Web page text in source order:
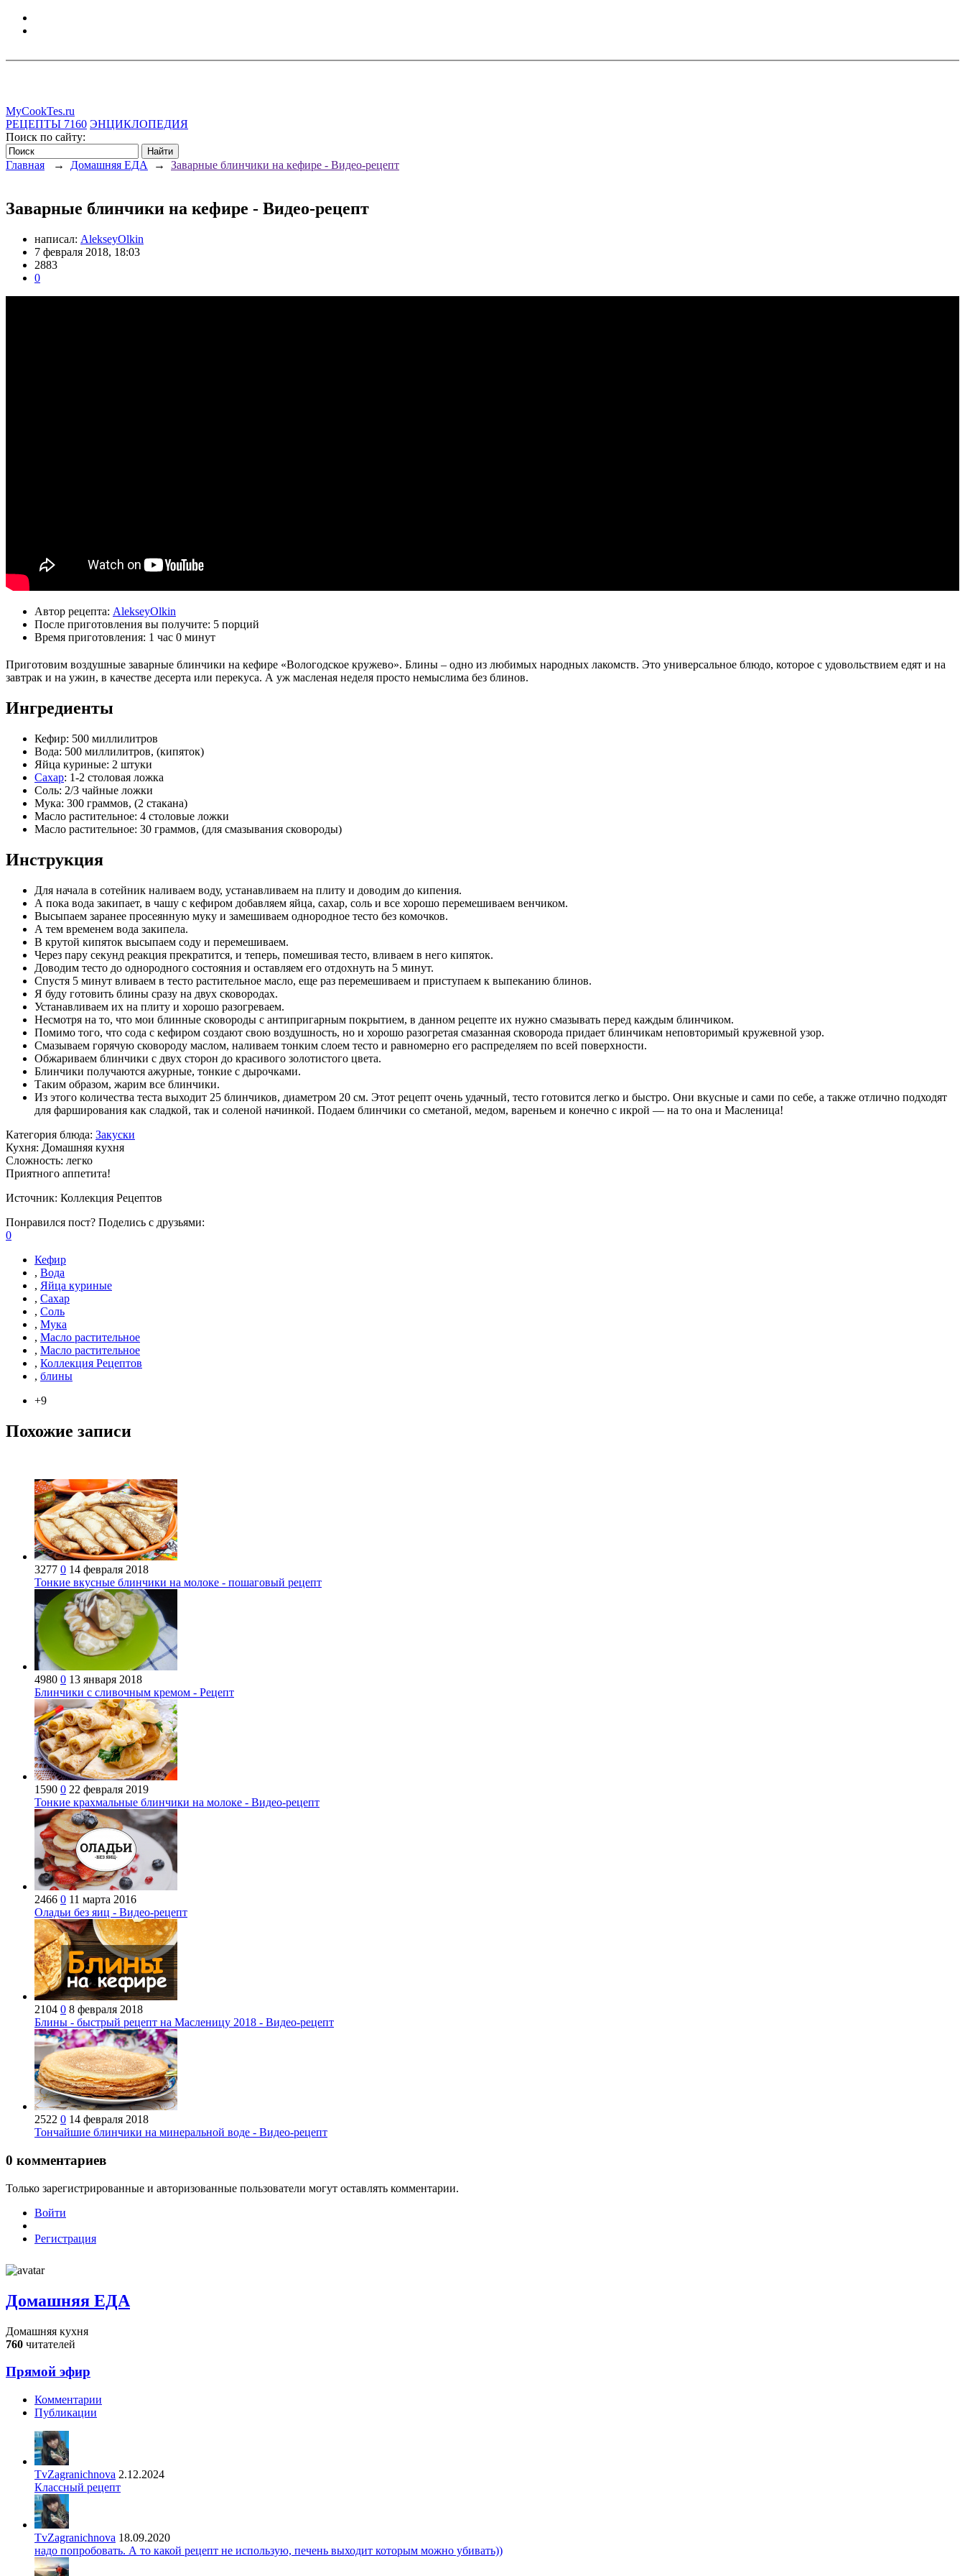
MyCookTes.ru
РЕЦЕПТЫ 7160 ЭНЦИКЛОПЕДИЯ
Поиск по сайту:
Главная → Домашняя ЕДА → Заварные блинчики на кефире - Видео-рецепт
Заварные блинчики на кефире - Видео-рецепт
написал: AlekseyOlkin
7 февраля 2018, 18:03
2883
0
Автор рецепта: AlekseyOlkin
После приготовления вы получите: 5 порций
Время приготовления: 1 час 0 минут
Приготовим воздушные заварные блинчики на кефире «Вологодское кружево». Блины – одно из любимых народных лакомств. Это универсальное блюдо, которое с удовольствием едят и на
завтрак и на ужин, в качестве десерта или перекуса. А уж масленая неделя просто немыслима без блинов.
Ингредиенты
Кефир: 500 миллилитров
Вода: 500 миллилитров, (кипяток)
Яйца куриные: 2 штуки
Сахар: 1-2 столовая ложка
Соль: 2/3 чайные ложки
Мука: 300 граммов, (2 стакана)
Масло растительное: 4 столовые ложки
Масло растительное: 30 граммов, (для смазывания сковороды)
Инструкция
Для начала в сотейник наливаем воду, устанавливаем на плиту и доводим до кипения.
А пока вода закипает, в чашу с кефиром добавляем яйца, сахар, соль и все хорошо перемешиваем венчиком.
Высыпаем заранее просеянную муку и замешиваем однородное тесто без комочков.
А тем временем вода закипела.
В крутой кипяток высыпаем соду и перемешиваем.
Через пару секунд реакция прекратится, и теперь, помешивая тесто, вливаем в него кипяток.
Доводим тесто до однородного состояния и оставляем его отдохнуть на 5 минут.
Спустя 5 минут вливаем в тесто растительное масло, еще раз перемешиваем и приступаем к выпеканию блинов.
Я буду готовить блины сразу на двух сковородах.
Устанавливаем их на плиту и хорошо разогреваем.
Несмотря на то, что мои блинные сковороды с антипригарным покрытием, в данном рецепте их нужно смазывать перед каждым блинчиком.
Помимо того, что сода с кефиром создают свою воздушность, но и хорошо разогретая смазанная сковорода придает блинчикам неповторимый кружевной узор.
Смазываем горячую сковороду маслом, наливаем тонким слоем тесто и равномерно его распределяем по всей поверхности.
Обжариваем блинчики с двух сторон до красивого золотистого цвета.
Блинчики получаются ажурные, тонкие с дырочками.
Таким образом, жарим все блинчики.
Из этого количества теста выходит 25 блинчиков, диаметром 20 см. Этот рецепт очень удачный, тесто готовится легко и быстро. Они вкусные и сами по себе, а также отлично подходят
для фарширования как сладкой, так и соленой начинкой. Подаем блинчики со сметаной, медом, вареньем и конечно с икрой — на то она и Масленица!
Категория блюда: Закуски
Кухня: Домашняя кухня
Сложность: легко
Приятного аппетита!
Источник: Коллекция Рецептов
Понравился пост? Поделись с друзьями:
0
Кефир
, Вода
, Яйца куриные
, Сахар
, Соль
, Мука
, Масло растительное
, Масло растительное
, Коллекция Рецептов
, блины
+9
Похожие записи
3277 0 14 февраля 2018
Тонкие вкусные блинчики на молоке - пошаговый рецепт
4980 0 13 января 2018
Блинчики с сливочным кремом - Рецепт
1590 0 22 февраля 2019
Тонкие крахмальные блинчики на молоке - Видео-рецепт
2466 0 11 марта 2016
Оладьи без яиц - Видео-рецепт
2104 0 8 февраля 2018
Блины - быстрый рецепт на Масленицу 2018 - Видео-рецепт
2522 0 14 февраля 2018
Тончайшие блинчики на минеральной воде - Видео-рецепт
0 комментариев
Только зарегистрированные и авторизованные пользователи могут оставлять комментарии.
Войти
Регистрация
Домашняя ЕДА
Домашняя кухня
760 читателей
Прямой эфир
Комментарии
Публикации
TvZagranichnova 2.12.2024
Классный рецепт
TvZagranichnova 18.09.2020
надо попробовать. А то какой рецепт не использую, печень выходит которым можно убивать))